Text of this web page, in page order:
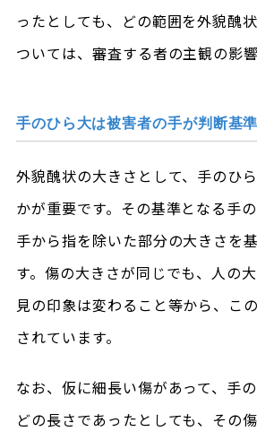
ったとしても、どの範囲を外貌醜
ついては、審査する者の主観の影
手のひら大は被害者の手が判断基準
外貌醜状の大きさとして、手のひ
かが重要です。その基準となる手
手から指を除いた部分の大きさを
す。傷の大きさが同じでも、人の
見の印象は変わること等から、こ
されています。
なお、仮に細長い傷があって、手
どの長さであったとしても、その